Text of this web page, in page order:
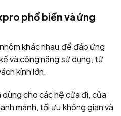
phổ biến và ứng
khác nhau để đáp ứng
và công năng sử dụng, từ
kính lớn.
dùng cho các hệ cửa đi, cửa
mảnh, tối ưu không gian và